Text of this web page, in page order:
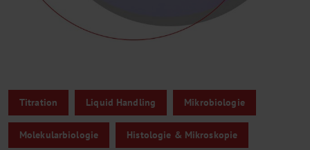
Titration Liquid Handling Mikrobiologie
Molekularbiologie Histologie & Mikroskopie